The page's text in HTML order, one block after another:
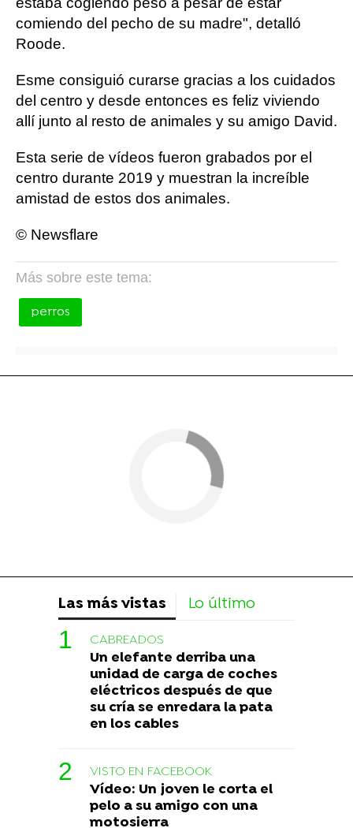
comiendo del pecho de su madre", detalló
Roode.
Esme consiguió curarse gracias a los cuidados
del centro y desde entonces es feliz viviendo
allí junto al resto de animales y su amigo David.
Esta serie de vídeos fueron grabados por el
centro durante 2019 y muestran la increíble
amistad de estos dos animales.
© Newsflare
Más sobre este tema:
perros
Las más vistas Lo último
CABREADOS
Un elefante derriba una
unidad de carga de coches
eléctricos después de que
su cría se enredara la pata
en los cables
VISTO EN FACEBOOK
Vídeo: Un joven le corta el
pelo a su amigo con una
motosierra